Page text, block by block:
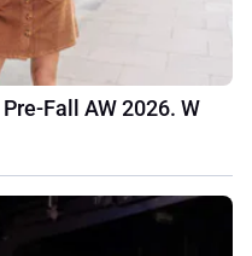
Fall AW 2026. W